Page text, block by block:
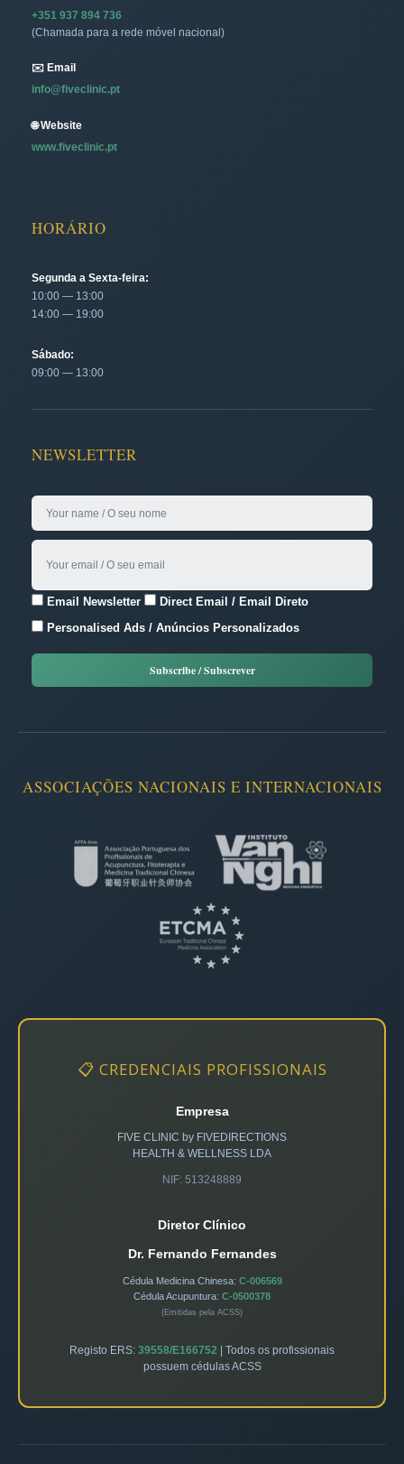
+351 937 894 736
(Chamada para a rede móvel nacional)
✉️ Email
info@fiveclinic.pt
🌐 Website
www.fiveclinic.pt
HORÁRIO
Segunda a Sexta-feira:
10:00 — 13:00
14:00 — 19:00
Sábado:
09:00 — 13:00
NEWSLETTER
Email Newsletter
Direct Email / Email Direto
Personalised Ads / Anúncios Personalizados
ASSOCIAÇÕES NACIONAIS E INTERNACIONAIS
📋 CREDENCIAIS PROFISSIONAIS
Empresa
FIVE CLINIC by FIVEDIRECTIONS
HEALTH & WELLNESS LDA
NIF: 513248889
Diretor Clínico
Dr. Fernando Fernandes
Cédula Medicina Chinesa: C-006569
Cédula Acupuntura: C-0500378
(Emitidas pela ACSS)
Registo ERS: 39558/E166752 | Todos os profissionais
possuem cédulas ACSS